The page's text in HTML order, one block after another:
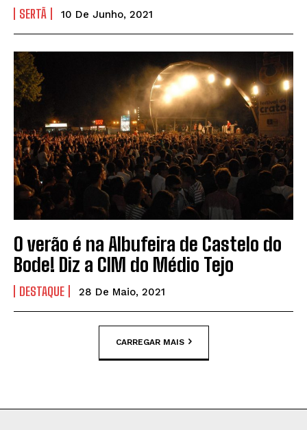
SERTÃ 10 De Junho, 2021
O verão é na Albufeira de Castelo do
Bode! Diz a CIM do Médio Tejo
DESTAQUE 28 De Maio, 2021
CARREGAR MAIS